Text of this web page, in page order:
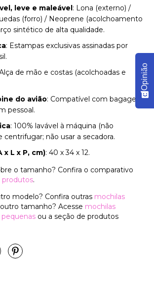
leve e maleável : Lona (externo) /
(forro) / Neoprene (acolchoamento
sintético de alta qualidade.
: Estampas exclusivas assinadas por
de mão e costas (acolchoadas e
do avião: Compatível com bagagem
pessoal.
: 100% lavável à máquina (não
centrifugar; não usar a secadora.
x L x P, cm): 40 x 34 x 12.
o tamanho? Confira o comparativo
produtos.
modelo? Confira outras mochilas
tamanho? Acesse mochilas
ou a seção de produtos
Opinião